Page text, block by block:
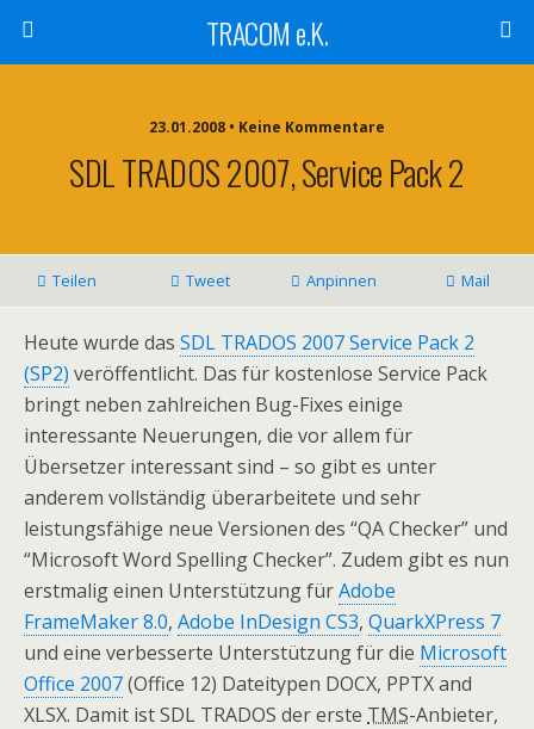
TRACOM e.K.
23.01.2008 • Keine Kommentare
SDL TRADOS 2007, Service Pack 2
Teilen Tweet Anpinnen Mail
Heute wurde das SDL TRADOS 2007 Service Pack 2
(SP2) veröffentlicht. Das für kostenlose Service Pack
bringt neben zahlreichen Bug-Fixes einige
interessante Neuerungen, die vor allem für
Übersetzer interessant sind – so gibt es unter
anderem vollständig überarbeitete und sehr
leistungsfähige neue Versionen des “QA Checker” und
“Microsoft Word Spelling Checker”. Zudem gibt es nun
erstmalig einen Unterstützung fürAdobe
FrameMaker 8.0, Adobe InDesign CS3, QuarkXPress 7
und eine verbesserte Unterstützung für die Microsoft
Office 2007(Office 12) Dateitypen DOCX, PPTX and
XLSX. Damit ist SDL TRADOS der erste TMS-Anbieter,